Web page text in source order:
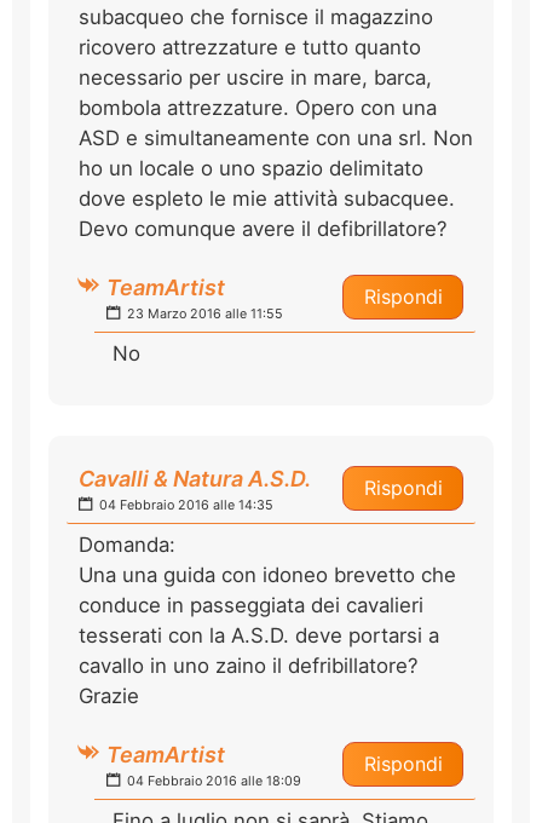
subacqueo che fornisce il magazzino
ricovero attrezzature e tutto quanto
necessario per uscire in mare, barca,
bombola attrezzature. Opero con una
ASD e simultaneamente con una srl. Non
ho un locale o uno spazio delimitato
dove espleto le mie attività subacquee.
Devo comunque avere il defibrillatore?
Rispondi
TeamArtist
23 Marzo 2016 alle 11:55
No
Rispondi
Cavalli & Natura A.S.D.
04 Febbraio 2016 alle 14:35
Domanda:
Una una guida con idoneo brevetto che
conduce in passeggiata dei cavalieri
tesserati con la A.S.D. deve portarsi a
cavallo in uno zaino il defribillatore?
Grazie
Rispondi
TeamArtist
04 Febbraio 2016 alle 18:09